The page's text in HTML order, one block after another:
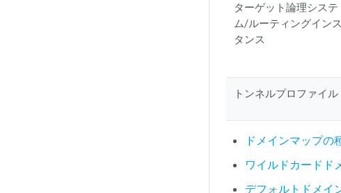
ターゲット論理システ
ム/ルーティングインス
タンス
トンネルプロファイル
ドメインマップの
ワイルドカードド
デフォルトドメイ